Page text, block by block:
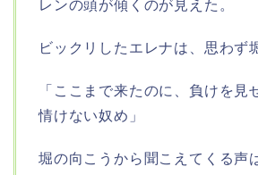
レンの頭が傾くのが見えた。
ビックリしたエレナは、思わず
「ここまで来たのに、負けを見
情けない奴め」
堀の向こうから聞こえてくる声